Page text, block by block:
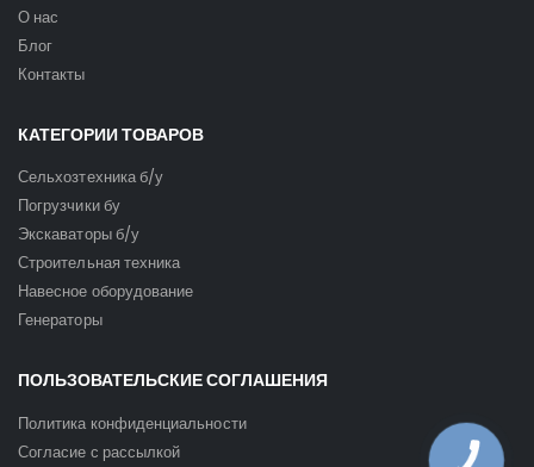
О нас
Блог
Контакты
КАТЕГОРИИ ТОВАРОВ
Сельхозтехника б/у
Погрузчики бу
Экскаваторы б/у
Строительная техника
Навесное оборудование
Генераторы
ПОЛЬЗОВАТЕЛЬСКИЕ СОГЛАШЕНИЯ
Политика конфиденциальности
Согласие с рассылкой
КНОПКА
ЗВ'ЯЗКУ